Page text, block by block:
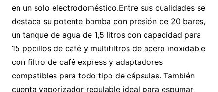
en un solo electrodoméstico.Entre sus cualidades se
destaca su potente bomba con presión de 20 bares,
un tanque de agua de 1,5 litros con capacidad para
15 pocillos de café y multifiltros de acero inoxidable
con filtro de café express y adaptadores
compatibles para todo tipo de cápsulas. También
cuenta vaporizador regulable ideal para espumar